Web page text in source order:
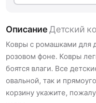
ОписаниеДетский
Ковры с ромашками для
розовом фоне. Ковры
боятся влаги. Все
овальной, так и
корзину укажите,